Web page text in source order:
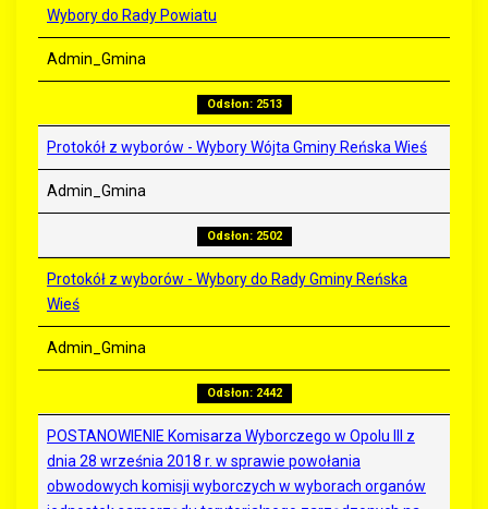
Wybory do Rady Powiatu
Admin_Gmina
Odsłon: 2513
Protokół z wyborów - Wybory Wójta Gminy Reńska Wieś
Admin_Gmina
Odsłon: 2502
Protokół z wyborów - Wybory do Rady Gminy Reńska
Wieś
Admin_Gmina
Odsłon: 2442
POSTANOWIENIE Komisarza Wyborczego w Opolu III z
dnia 28 września 2018 r. w sprawie powołania
obwodowych komisji wyborczych w wyborach organów